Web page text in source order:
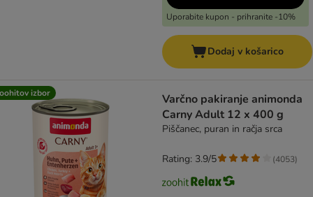
Uporabite kupon - prihranite -10%
Dodaj v košarico
izbor
Varčno pakiranje animonda
Carny Adult 12 x 400 g
Piščanec, puran in račja srca
Rating: 3.9/5 (4053)